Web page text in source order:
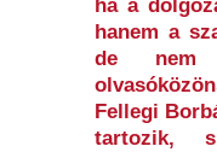
ha a
hanem a
de nem
Fellegi
tartozik,